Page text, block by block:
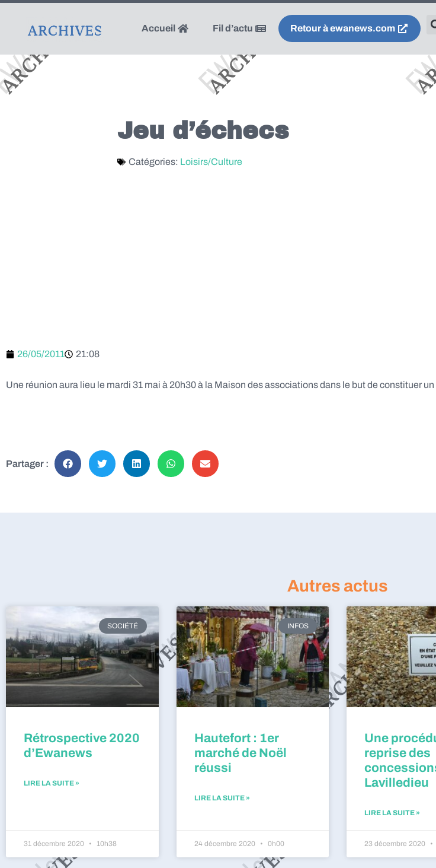
Accueil Fil d’actu Retour à ewanews.com
Jeu d’échecs
Catégories: Loisirs/Culture
26/05/2011 21:08
Une réunion aura lieu le mardi 31 mai à 20h30 à la Maison des associations dans le but de constituer un
Partager :
Autres actus
SOCIÉTÉ
Rétrospective 2020
d’Ewanews
LIRE LA SUITE »
31 décembre 2020 10h38
INFOS
Hautefort : 1er
marché de Noël
réussi
LIRE LA SUITE »
24 décembre 2020 0h00
Une
reprise des
Lavilledieu
LIRE LA SUITE »
23 décembre 2020